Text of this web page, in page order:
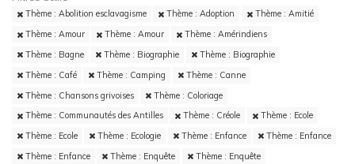
Thème : Abolition esclavagisme Thème : Adoption
Thème : Amitié
Thème : Amour
Thème : Amour
Thème : Amérindiens
Thème : Bagne
Thème : Biographie
Thème : Biographie
Thème : Café
Thème : Camping
Thème : Canne
Thème : Chansons grivoises
Thème : Coloriage
Thème : Communautés des Antilles
Thème : Créole
Thème : Ecole
Thème : Ecole
Thème : Ecologie Thème : Enfance
Thème : Enfance
Thème : Enfance
Thème : Enquête
Thème : Enquête